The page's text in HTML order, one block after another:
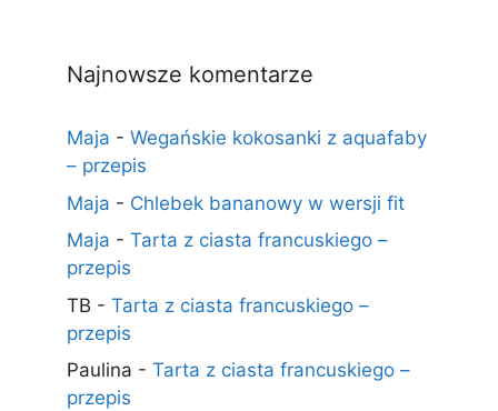
Najnowsze komentarze
Maja - Wegańskie kokosanki z aquafaby
– przepis
Maja - Chlebek bananowy w wersji fit
Maja - Tarta z ciasta francuskiego –
przepis
TB - Tarta z ciasta francuskiego –
przepis
Paulina - Tarta z ciasta francuskiego –
przepis